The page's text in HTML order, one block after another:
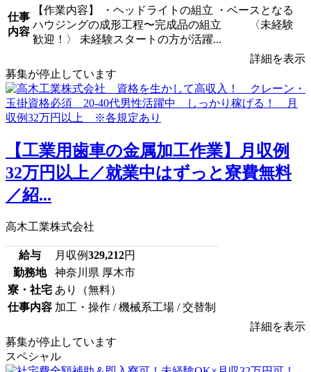
仕事
内容
【作業内容】 ・ヘッドライトの組立 ・ベースとなる
ハウジングの成形工程〜完成品の組立 〈未経験
歓迎！〉 未経験スタートの方が活躍...
詳細を表示
募集が停止しています
【工業用歯車の金属加工作業】月収例
32万円以上／就業中はずっと寮費無料
／紹...
高木工業株式会社
給与 月収例329,212円
勤務地
神奈川県 厚木市
寮・社宅 あり（無料）
仕事内容 加工・操作 / 機械系工場 / 交替制
詳細を表示
募集が停止しています
スペシャル